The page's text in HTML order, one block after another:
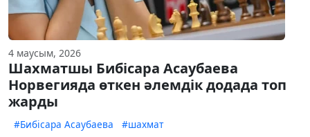
4 маусым, 2026
Шахматшы Бибісара Асаубаева
Норвегияда өткен әлемдік додада топ
жарды
#Бибісара Асаубаева #шахмат